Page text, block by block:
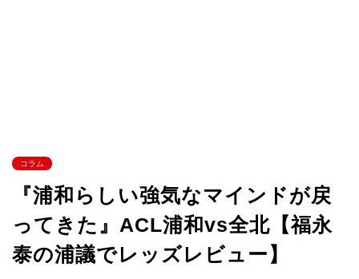
コラム
『浦和らしい強気なマインドが戻
ってきた』ACL浦和vs全北【福永
泰の浦議でレッズレビュー】